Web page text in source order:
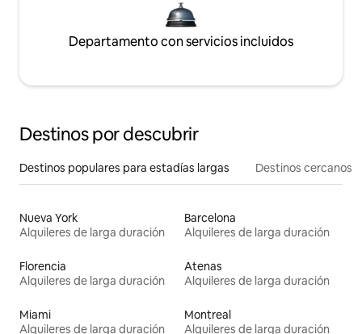
Departamento con servicios incluidos
Destinos por descubrir
Destinos populares para estadías largas Destinos cercanos
Nueva York
Alquileres de larga duración
Barcelona
Alquileres de larga duración
Florencia
Alquileres de larga duración
Atenas
Alquileres de larga duración
Miami
Alquileres de larga duración
Montreal
Alquileres de larga duración